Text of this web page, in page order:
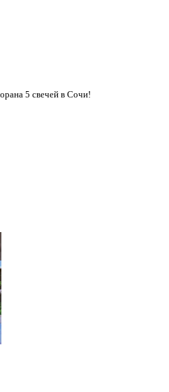
5 свечей в Сочи!